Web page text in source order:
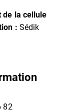
de la cellule
: Sédik
dans un nouvel
82